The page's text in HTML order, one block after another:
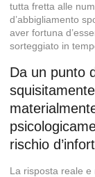
tutta fretta alle
d’abbigliamento
aver fortuna
sorteggiato in
Da un punto
rischio
La risposta reale